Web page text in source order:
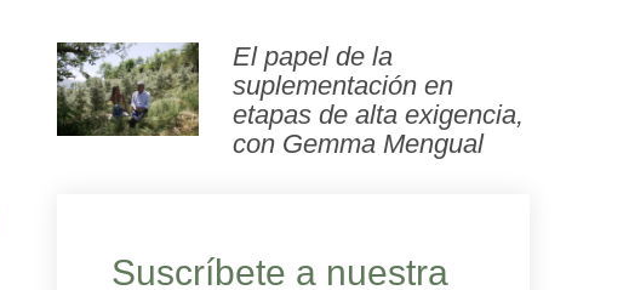
El papel de la
suplementación en
etapas de alta exigencia,
con Gemma Mengual
Suscríbete a nuestra